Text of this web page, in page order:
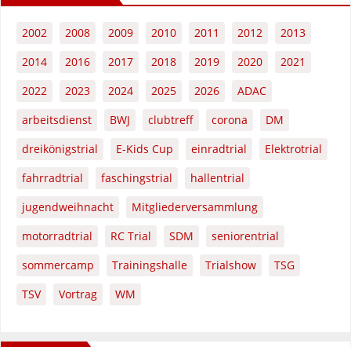
2002 2008 2009 2010 2011 2012
2013
2014
2016 2017 2018 2019 2020
2021
2022
2023 2024 2025 2026
ADAC
arbeitsdienst
BWJ clubtreff corona
DM
dreikönigstrial
E-Kids Cup einradtrial
Elektrotrial
fahrradtrial
faschingstrial
hallentrial
jugendweihnacht
Mitgliederversammlung
motorradtrial
RC Trial SDM
seniorentrial
sommercamp
Trainingshalle Trialshow
TSG
TSV
Vortrag WM